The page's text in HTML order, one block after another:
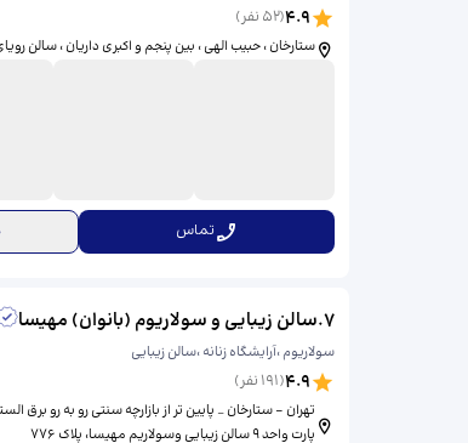
4.9
(
52 نفر)
ستارخان ، حبیب الهی ، بین پنجم و اکبری داریان ، سالن
تماس
7
.سالن زیبایی و سولاریوم (بانوان) مهیسا
سولاریوم ،آرایشگاه زنانه ،سالن زیبایی
4.9
(
191 نفر)
پارت واحد ۹ سالن زیبایی وسولاریم مهیسا، ​پلاک ۷۷۶